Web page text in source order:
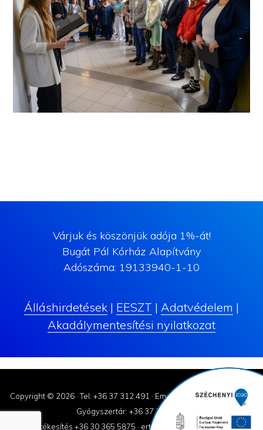
Várjuk és köszönjük adója 1%-át!
Bugát Pál Kórház Alapítvány
Adószáma: 19133940-1-10
Álláshirdetések | EESZT | Adatvédelem |
Akadálymentesítési nyilatkozat
Copyright © 2026 ·Tel: +36 37 312 491 · Email: korhaz@bugatpal.hu
Gyógyszertár: +36 37 310-182
Értékesítés +36 30 365 5875 · ertekesites@bugatpal.hu